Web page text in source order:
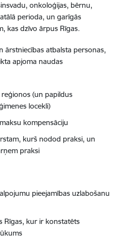
onkoloģijas, bērnu,
perioda, un garīgās
kas dzīvo ārpus Rīgas.
ārstniecības atbalsta personas,
apjoma naudas
(un papildus
locekli)
kompensāciju
kurš nodod praksi, un
praksi
pieejamības uzlabošanu
Rīgas, kur ir konstatēts